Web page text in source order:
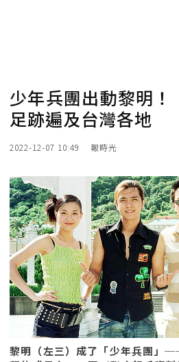
少年兵團出動黎明！
足跡遍及台灣各地
2022-12-07 10:49 報時光
黎明（左三）成了「少年兵團」